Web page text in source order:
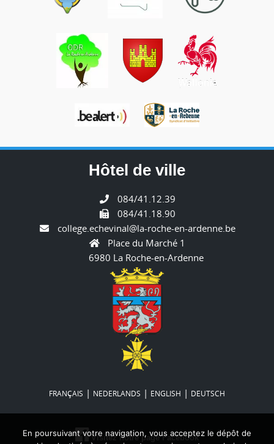
En poursuivant votre navigation, vous acceptez le dépôt de
Hôtel de ville
084/41.12.39
084/41.18.90
college.echevinal@la-roche-en-ardenne.be
Place du Marché 1
6980 La Roche-en-Ardenne
FRANÇAIS | NEDERLANDS | ENGLISH | DEUTSCH
Visitez notre page Facebook